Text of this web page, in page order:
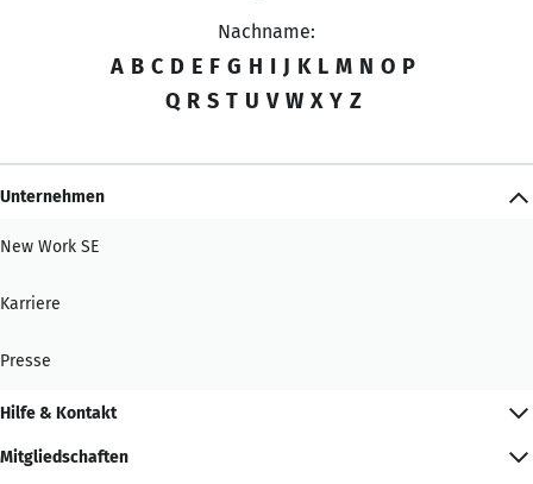
Nachname:
A B C D E F G H I J K L M N O P
Q R S T U V W X Y Z
Unternehmen
New Work SE
Karriere
Presse
Hilfe & Kontakt
Mitgliedschaften